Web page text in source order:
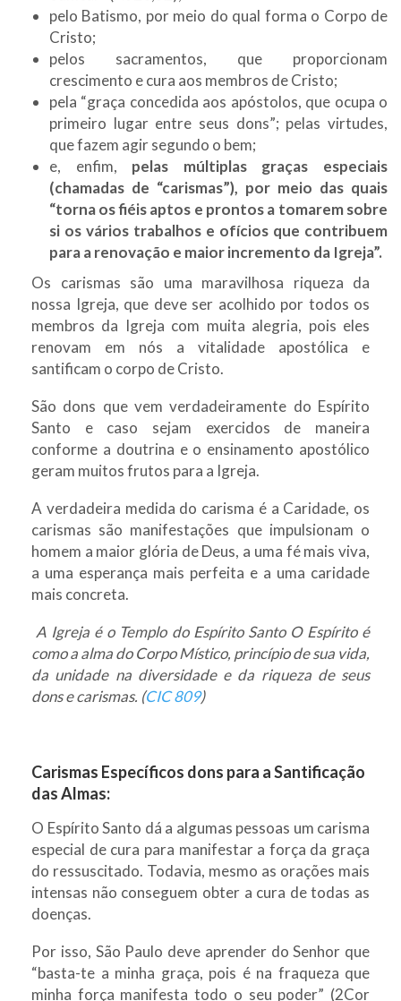
pelo Batismo, por meio do qual forma o Corpo de
Cristo;
pelos sacramentos, que proporcionam
crescimento e cura aos membros de Cristo;
pela “graça concedida aos apóstolos, que ocupa o
primeiro lugar entre seus dons”; pelas virtudes,
que fazem agir segundo o bem;
e, enfim, pelas múltiplas graças especiais
(chamadas de “carismas”), por meio das quais
“torna os fiéis aptos e prontos a tomarem sobre
si os vários trabalhos e ofícios que contribuem
para a renovação e maior incremento da Igreja”.
Os carismas são uma maravilhosa riqueza da
nossa Igreja, que deve ser acolhido por todos os
membros da Igreja com muita alegria, pois eles
renovam em nós a vitalidade apostólica e
santificam o corpo de Cristo.
São dons que vem verdadeiramente do Espírito
Santo e caso sejam exercidos de maneira
conforme a doutrina e o ensinamento apostólico
geram muitos frutos para a Igreja.
A verdadeira medida do carisma é a Caridade, os
carismas são manifestações que impulsionam o
homem a maior glória de Deus, a uma fé mais viva,
a uma esperança mais perfeita e a uma caridade
mais concreta.
A Igreja é o Templo do Espírito Santo O Espírito é
como a alma do Corpo Místico, princípio de sua vida,
da unidade na diversidade e da riqueza de seus
dons e carismas. (CIC 809)
Carismas Específicos dons para a Santificação
das Almas:
O Espírito Santo dá a algumas pessoas um carisma
especial de cura para manifestar a força da graça
do ressuscitado. Todavia, mesmo as orações mais
intensas não conseguem obter a cura de todas as
doenças.
Por isso, São Paulo deve aprender do Senhor que
“basta-te a minha graça, pois é na fraqueza que
minha força manifesta todo o seu poder” (2Cor